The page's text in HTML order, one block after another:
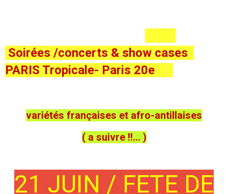
Soirées /concerts & show cases
PARIS Tropicale- Paris 20e
variétés françaises et afro-antillaises
( a suivre !!... )
21 JUIN / FETE DE